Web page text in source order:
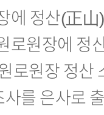
에 정산(正
로원장에 정
로원장 정산
를 은사로